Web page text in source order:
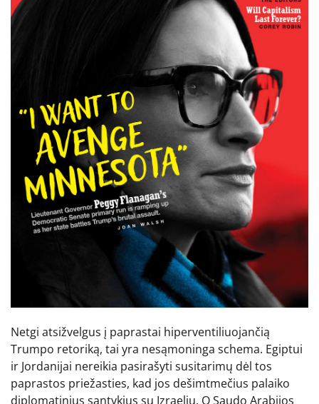
Netgi atsižvelgus į paprastai hiperventiliuojančią
Trumpo retoriką, tai yra nesąmoninga schema. Egiptui
ir Jordanijai nereikia pasirašyti susitarimų dėl tos
paprastos priežasties, kad jos dešimtmečius palaiko
diplomatinius santykius su Izraeliu. O Saudo Arabijos